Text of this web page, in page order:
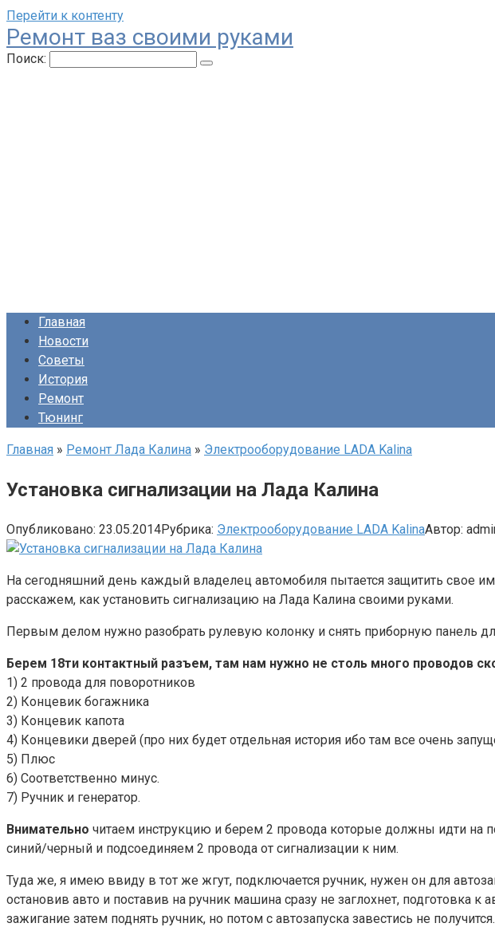
Перейти к контенту
Ремонт ваз своими руками
Поиск:
Главная
Новости
Советы
История
Ремонт
Тюнинг
Главная » Ремонт Лада Калина » Электрооборудование LADA Kalina
Установка сигнализации на Лада Калина
Опубликовано: 23.05.2014Рубрика: Электрооборудование LADA KalinaАвтор:
На сегодняшний день каждый владелец автомобиля пытается защитить свое
расскажем, как установить сигнализацию на Лада Калина своими руками.
Первым делом нужно разобрать рулевую колонку и снять приборную панель
Берем 18ти контактный разъем, там нам нужно не столь много проводов
1) 2 провода для поворотников
2) Концевик богажника
3) Концевик капота
4) Концевики дверей (про них будет отдельная история ибо там все очень
5) Плюс
6) Соответственно минус.
7) Ручник и генератор.
Внимательно читаем инструкцию и берем 2 провода которые должны идти на
синий/черный и подсоединяем 2 провода от сигнализации к ним.
Туда же, я имею ввиду в тот же жгут, подключается ручник, нужен он для
остановив авто и поставив на ручник машина сразу не заглохнет, подготовка
зажигание затем поднять ручник, но потом с автозапуска завестись не получится.